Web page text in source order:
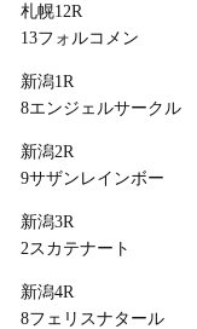
札幌12R
13フォルコメン
新潟1R
8エンジェルサークル
新潟2R
9サザンレインボー
新潟3R
2スカテナート
新潟4R
8フェリスナタール